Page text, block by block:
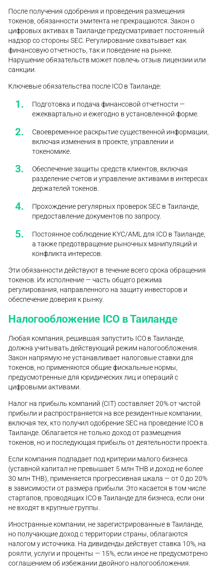
После получения одобрения и проведения размещения
токенов, обязанности эмитента не прекращаются. Закон о
цифровых активах в Таиланде предусматривает постоянный
надзор со стороны SEC. Регулирование охватывает как
финансовую отчетность, так и поведение на рынке.
Нарушение обязательств может повлечь отзыв лицензии или
санкции.
Ключевые обязательства после ICO в Таиланде:
Подготовка и подача финансовой отчетности —
ежеквартально и ежегодно в установленной форме.
Своевременное раскрытие существенной информации,
включая изменения в проекте, управлении и
токеномике.
Обеспечение защиты средств клиентов, включая
разделение счетов и управление активами в интересах
держателей токенов.
Прохождение регулярных проверок SEC в Таиланде,
предоставление документов по запросу.
Постоянное соблюдение KYC/AML для ICO в Таиланде,
а также предотвращение рыночных манипуляций и
конфликта интересов.
Эти обязанности действуют в течение всего срока обращения
токенов. Их исполнение — часть общего режима
регулирования, направленного на защиту инвесторов и
обеспечение доверия к рынку.
Налогообложение ICO в Таиланде
Любая компания, решившая запустить ICO в Таиланде,
должна учитывать действующий режим налогообложения.
Закон напрямую не устанавливает налоговые ставки для
токенов, но применяются общие фискальные нормы,
предусмотренные для юридических лиц и операций с
цифровыми активами.
Налог на прибыль компаний (CIT) составляет 20% от чистой
прибыли и распространяется на все резидентные компании,
включая тех, кто получил одобрение SEC на проведение ICO в
Таиланде. Облагается не только доход от размещения
токенов, но и последующая прибыль от деятельности проекта.
Если компания подпадает под критерии малого бизнеса
(уставной капитал не превышает 5 млн THB и доход не более
30 млн THB), применяется прогрессивная шкала — от 0 до 20%
в зависимости от размера прибыли. Это касается в том числе
стартапов, проводящих ICO в Таиланде для бизнеса, если они
не входят в крупные группы.
Иностранные компании, не зарегистрированные в Таиланде,
но получающие доход с территории страны, облагаются
налогом у источника. На дивиденды действует ставка 10%, на
роялти, услуги и проценты — 15%, если иное не предусмотрено
соглашением об избежании двойного налогообложения.